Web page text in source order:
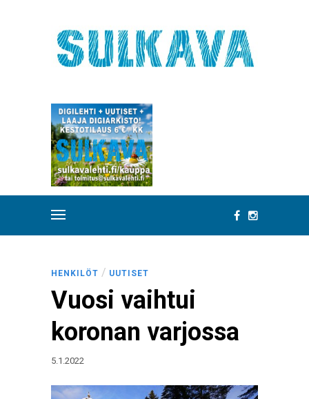
HENKILÖT / UUTISET
Vuosi vaihtui
koronan varjossa
5.1.2022